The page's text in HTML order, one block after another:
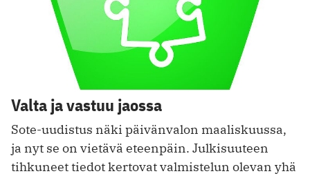
Valta ja vastuu jaossa
Sote-uudistus näki päivänvalon maaliskuussa,
ja nyt se on vietävä eteenpäin. Julkisuuteen
tihkuneet tiedot kertovat valmistelun olevan yhä